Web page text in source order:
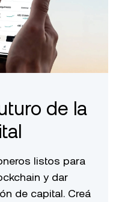
de la
listos para
y dar
de capital. Creá